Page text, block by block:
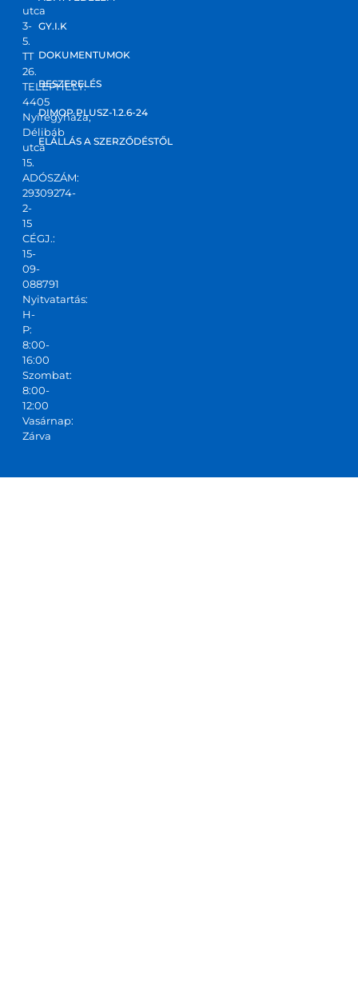
utca
3-
5.
TT
26.
TELEPHELY:
4405
Nyíregyháza,
Délibáb
utca
15.
ADÓSZÁM:
29309274-
2-
15
CÉGJ.:
15-
09-
088791
Nyitvatartás:
H-
P:
8:00-
16:00
Szombat:
8:00-
12:00
Vasárnap:
Zárva
GY.I.K
DOKUMENTUMOK
BESZERELÉS
DIMOP PLUSZ-1.2.6-24
ELÁLLÁS A SZERZŐDÉSTŐL